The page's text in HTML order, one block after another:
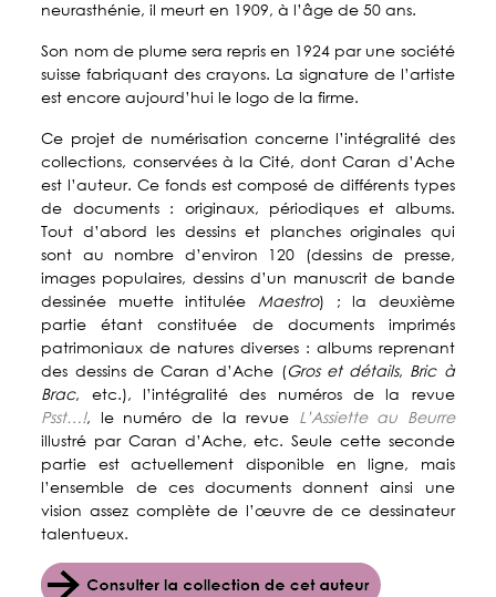
neurasthénie, il meurt en 1909, à l’âge de 50 ans.
Son nom de plume sera repris en 1924 par une société
suisse fabriquant des crayons. La signature de l’artiste
est encore aujourd’hui le logo de la firme.
Ce projet de numérisation concerne l’intégralité des
collections, conservées à la Cité, dont Caran d’Ache
est l’auteur. Ce fonds est composé de différents types
de documents : originaux, périodiques et albums.
Tout d’abord les dessins et planches originales qui
sont au nombre d’environ 120 (dessins de presse,
images populaires, dessins d’un manuscrit de bande
dessinée muette intitulée Maestro) ; la deuxième
partie étant constituée de documents imprimés
patrimoniaux de natures diverses : albums reprenant
des dessins de Caran d’Ache (Gros et détails, Bric à
Brac, etc.), l’intégralité des numéros de la revue
Psst…!, le numéro de la revue L’Assiette au Beurre
illustré par Caran d’Ache, etc. Seule cette seconde
partie est actuellement disponible en ligne, mais
l’ensemble de ces documents donnent ainsi une
vision assez complète de l’œuvre de ce dessinateur
talentueux.